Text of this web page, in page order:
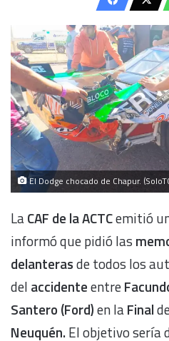
El Dodge chocado de Chapur.
LaCAF de la ACTCemitió
informó que pidió las
delanterasde todos los
del accidenteentre
Santero (Ford)en laFinal
Neuquén. El objetivo sería